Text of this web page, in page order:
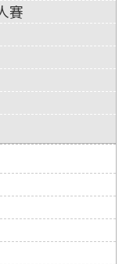
賽